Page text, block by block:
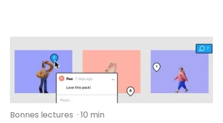
Bonnes lectures · 10 min